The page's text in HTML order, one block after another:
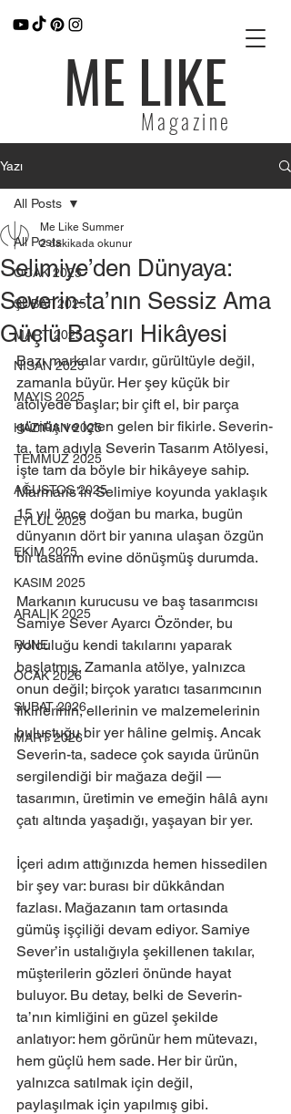
ME LIKE
Magazine
Yazı
All Posts
OCAK 2025
ŞUBAT 2025
MART 2025
NİSAN 2025
MAYIS 2025
HAZİRAN 2025
TEMMUZ 2025
AĞUSTOS 2025
EYLÜL 2025
EKİM 2025
KASIM 2025
ARALIK 2025
RUNE
OCAK 2026
ŞUBAT 2026
MART 2026
All Posts
Selimiye’den Dünyaya:
Severin-ta’nın Sessiz Ama
Güçlü Başarı Hikâyesi
Me Like Summer
2 dakikada okunur
Bazı markalar vardır, gürültüyle değil,
zamanla büyür. Her şey küçük bir
atölyede başlar; bir çift el, bir parça
gümüş ve içten gelen bir fikirle. Severin-
ta, tam adıyla Severin Tasarım Atölyesi,
işte tam da böyle bir hikâyeye sahip.
Marmaris’in Selimiye koyunda yaklaşık
15 yıl önce doğan bu marka, bugün
dünyanın dört bir yanına ulaşan özgün
bir tasarım evine dönüşmüş durumda.
Markanın kurucusu ve baş tasarımcısı
Samiye Sever Ayarcı Özönder, bu
yolculuğu kendi takılarını yaparak
başlatmış. Zamanla atölye, yalnızca
onun değil; birçok yaratıcı tasarımcının
fikirlerinin, ellerinin ve malzemelerinin
buluştuğu bir yer hâline gelmiş. Ancak
Severin-ta, sadece çok sayıda ürünün
sergilendiği bir mağaza değil —
tasarımın, üretimin ve emeğin hâlâ aynı
çatı altında yaşadığı, yaşayan bir yer.
İçeri adım attığınızda hemen hissedilen
bir şey var: burası bir dükkândan
fazlası. Mağazanın tam ortasında
gümüş işçiliği devam ediyor. Samiye
Sever’in ustalığıyla şekillenen takılar,
müşterilerin gözleri önünde hayat
buluyor. Bu detay, belki de Severin-
ta’nın kimliğini en güzel şekilde
anlatıyor: hem görünür hem mütevazı,
hem güçlü hem sade. Her bir ürün,
yalnızca satılmak için değil,
paylaşılmak için yapılmış gibi.